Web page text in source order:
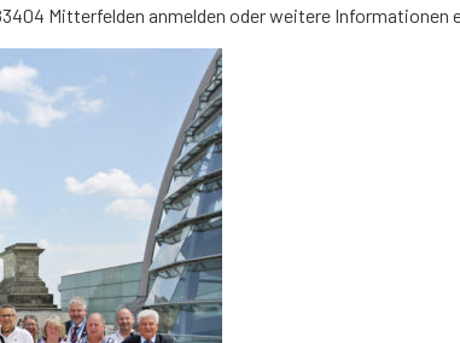
Mitterfelden anmelden oder weitere Informationen